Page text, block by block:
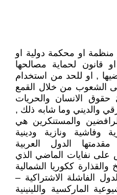
منظمة او محكمة دولية او
قانون لحماية مصالحها
, او للحد من استخدام
الشعوب من خلال القمع
حقوق الانسان والحريات
والديني وما شابه ذلك ,
والمستنكرين هي
وفاشية ونازية ودينية
الدول العربية
على نفايات الماضي الذي
والقذارة ككوريا الشمالية
الفاشلة الاشتراكية –
الماركسية واللينينية